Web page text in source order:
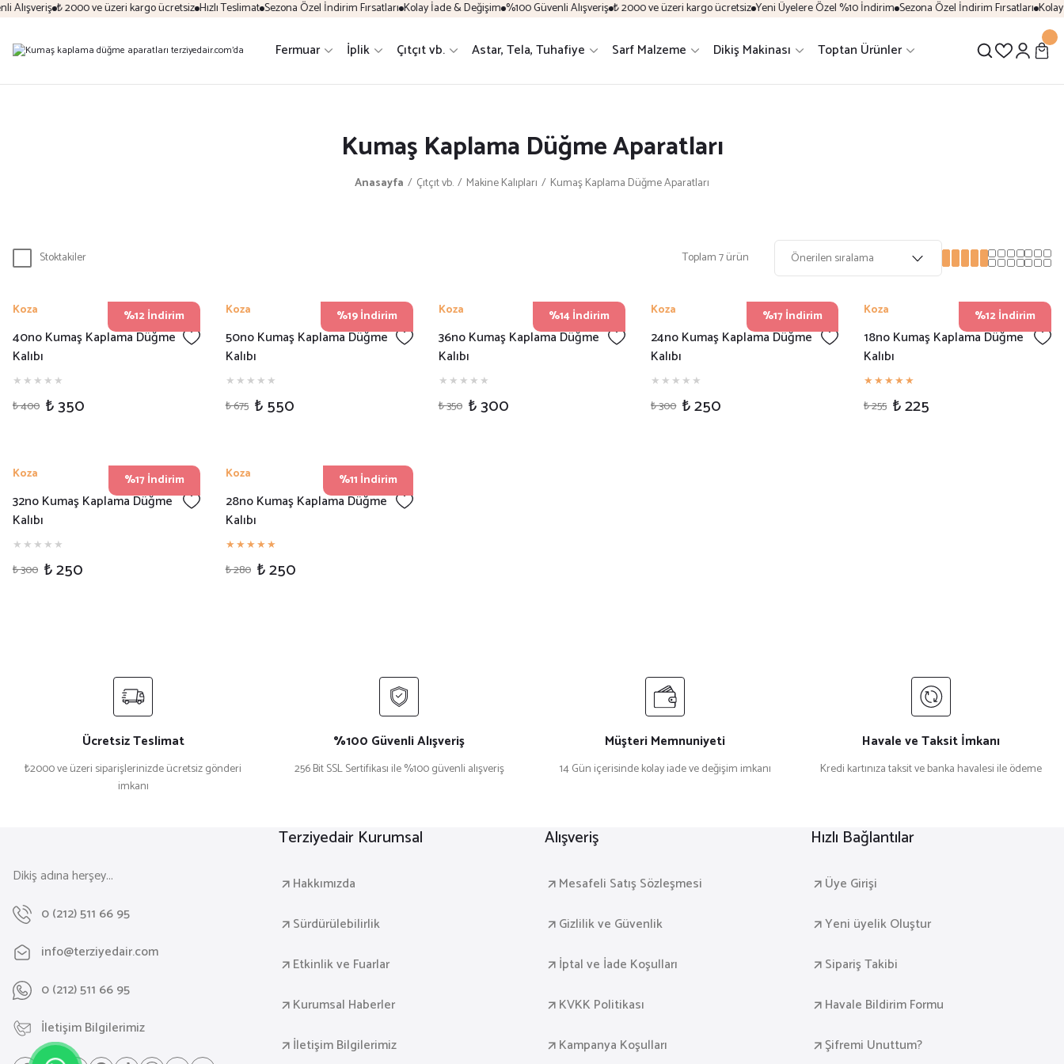
₺ 2000 ve üzeri kargo ücretsiz Hızlı Teslimat Sezona Özel İndirim Fırsatları Kolay İade & Değişim %100 Güvenli Alışveriş ₺ 2000 ve üzeri kargo ücretsiz Yeni Üyelere Özel %10 İndirim Sezona Özel İndirim Fırsatları Kolay
Fermuar İplik Çıtçıt vb. Astar, Tela, Tuhafiye Sarf Malzeme Dikiş Makinası Toptan Ürünler
Kumaş Kaplama Düğme Aparatları
Anasayfa Çıtçıt vb. Makine Kalıpları Kumaş Kaplama Düğme Aparatları
Stoktakiler Toplam 7 ürün
%12 İndirim
Koza
40no Kumaş Kaplama Düğme
Kalıbı
₺ 400 ₺ 350
%19 İndirim
Koza
50no Kumaş Kaplama Düğme
Kalıbı
₺ 675 ₺ 550
%14 İndirim
Koza
36no Kumaş Kaplama Düğme
Kalıbı
₺ 350 ₺ 300
%17 İndirim
Koza
24no Kumaş Kaplama Düğme
Kalıbı
₺ 300 ₺ 250
%12 İndirim
Koza
18no Kumaş Kaplama Düğme
Kalıbı
₺ 255 ₺ 225
%17 İndirim
Koza
32no Kumaş Kaplama Düğme
Kalıbı
₺ 300 ₺ 250
%11 İndirim
Koza
28no Kumaş Kaplama Düğme
Kalıbı
₺ 280 ₺ 250
Ücretsiz Teslimat
₺2000 ve üzeri siparişlerinizde ücretsiz gönderi
imkanı
%100 Güvenli Alışveriş
256 Bit SSL Sertifikası ile %100 güvenli alışveriş
Müşteri Memnuniyeti
14 Gün içerisinde kolay iade ve değişim imkanı
Havale ve Taksit İmkanı
Kredi kartınıza taksit ve banka havalesi ile ödeme
Dikiş adına herşey...
0 (212) 511 66 95
info@terziyedair.com
0 (212) 511 66 95
İletişim Bilgilerimiz
Terziyedair Kurumsal
Hakkımızda
Sürdürülebilirlik
Etkinlik ve Fuarlar
Kurumsal Haberler
İletişim Bilgilerimiz
Alışveriş
Mesafeli Satış Sözleşmesi
Gizlilik ve Güvenlik
İptal ve İade Koşulları
KVKK Politikası
Kampanya Koşulları
Hızlı Bağlantılar
Üye Girişi
Yeni üyelik Oluştur
Sipariş Takibi
Havale Bildirim Formu
Şifremi Unuttum?